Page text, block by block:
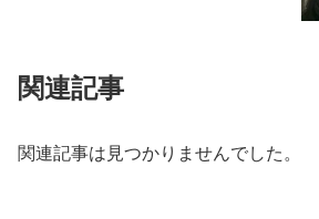
関連記事
関連記事は見つかりませんでした。